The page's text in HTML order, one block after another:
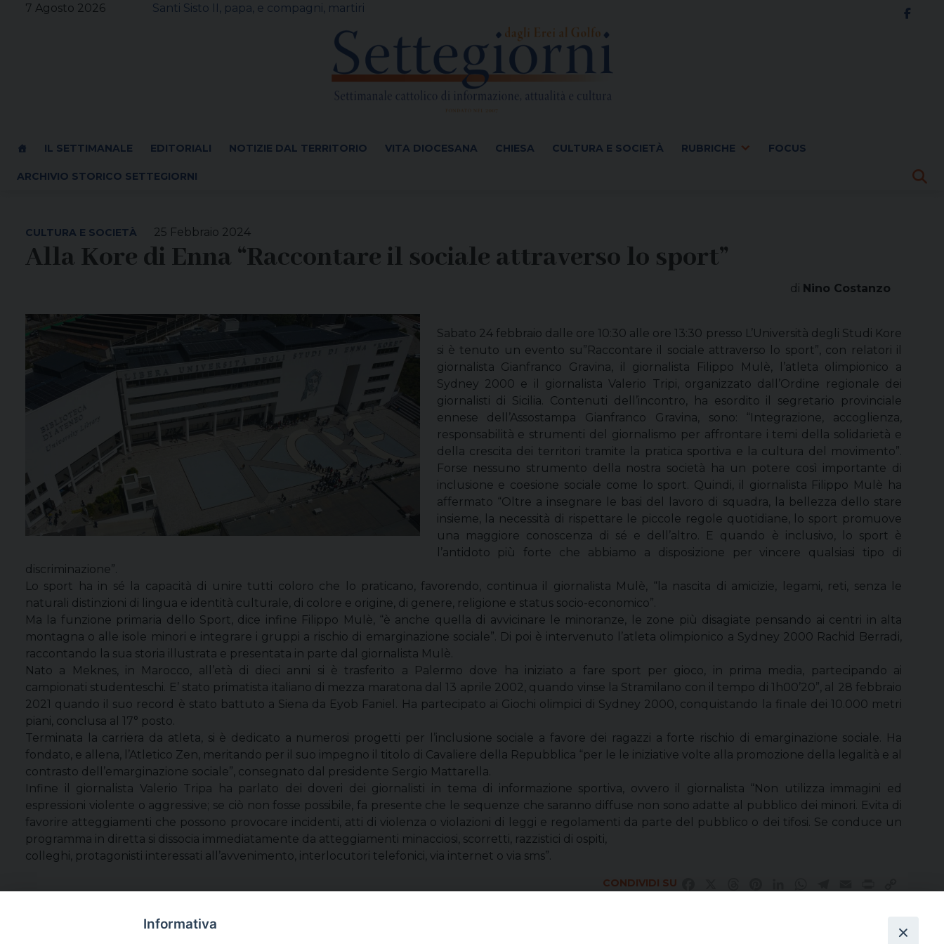
7 Agosto 2026 Santi Sisto II, papa, e compagni, martiri
IL SETTIMANALE EDITORIALI NOTIZIE DAL TERRITORIO VITA DIOCESANA CHIESA CULTURA E SOCIETÀ RUBRICHE FOCUS
ARCHIVIO STORICO SETTEGIORNI
25 Febbraio 2024
CULTURA E SOCIETÀ
Alla Kore di Enna “Raccontare il sociale attraverso lo sport”
di Nino Costanzo
Sabato 24 febbraio dalle ore 10:30 alle ore 13:30 presso L’Università degli Studi Kore
si è tenuto un evento su”Raccontare il sociale attraverso lo sport”, con relatori il
giornalista Gianfranco Gravina, il giornalista Filippo Mulè, l’atleta olimpionico a
Sydney 2000 e il giornalista Valerio Tripi, organizzato dall’Ordine regionale dei
giornalisti di Sicilia. Contenuti dell’incontro, ha esordito il segretario provinciale
ennese dell’Assostampa Gianfranco Gravina, sono: “Integrazione, accoglienza,
responsabilità e strumenti del giornalismo per affrontare i temi della solidarietà e
della crescita dei territori tramite la pratica sportiva e la cultura del movimento”.
Forse nessuno strumento della nostra società ha un potere così importante di
inclusione e coesione sociale come lo sport. Quindi, il giornalista Filippo Mulè ha
affermato “Oltre a insegnare le basi del lavoro di squadra, la bellezza dello stare
insieme, la necessità di rispettare le piccole regole quotidiane, lo sport promuove
una maggiore conoscenza di sé e dell’altro. E quando è inclusivo, lo sport è
l’antidoto più forte che abbiamo a disposizione per vincere qualsiasi tipo di
discriminazione”.
Lo sport ha in sé la capacità di unire tutti coloro che lo praticano, favorendo, continua il giornalista Mulè, “la nascita di amicizie, legami, reti, senza le
naturali distinzioni di lingua e identità culturale, di colore e origine, di genere, religione e status socio-economico”.
Ma la funzione primaria dello Sport, dice infine Filippo Mulè, “è anche quella di avvicinare le minoranze, le zone più disagiate pensando ai centri in alta
montagna o alle isole minori e integrare i gruppi a rischio di emarginazione sociale”. Di poi è intervenuto l’atleta olimpionico a Sydney 2000 Rachid Berradi,
raccontando la sua storia illustrata e presentata in parte dal giornalista Mulè.
Nato a Meknes, in Marocco, all’età di dieci anni si è trasferito a Palermo dove ha iniziato a fare sport per gioco, in prima media, partecipando ai
campionati studenteschi. E’ stato primatista italiano di mezza maratona dal 13 aprile 2002, quando vinse la Stramilano con il tempo di 1h00’20”, al 28 febbraio
2021 quando il suo record è stato battuto a Siena da Eyob Faniel. Ha partecipato ai Giochi olimpici di Sydney 2000, conquistando la finale dei 10.000 metri
piani, conclusa al 17° posto.
Terminata la carriera da atleta, si è dedicato a numerosi progetti per l’inclusione sociale a favore dei ragazzi a forte rischio di emarginazione sociale. Ha
fondato, e allena, l’Atletico Zen, meritando per il suo impegno il titolo di Cavaliere della Repubblica “per le le iniziative volte alla promozione della legalità e al
contrasto dell’emarginazione sociale”, consegnato dal presidente Sergio Mattarella.
Infine il giornalista Valerio Tripa ha parlato dei doveri dei giornalisti in tema di informazione sportiva, ovvero il giornalista “Non utilizza immagini ed
espressioni violente o aggressive; se ciò non fosse possibile, fa presente che le sequenze che saranno diffuse non sono adatte al pubblico dei minori. Evita di
favorire atteggiamenti che possono provocare incidenti, atti di violenza o violazioni di leggi e regolamenti da parte del pubblico o dei tifosi. Se conduce un
programma in diretta si dissocia immediatamente da atteggiamenti minacciosi, scorretti, razzistici di ospiti,
colleghi, protagonisti interessati all’avvenimento, interlocutori telefonici, via internet o via sms”.
CONDIVIDI SU
Informativa